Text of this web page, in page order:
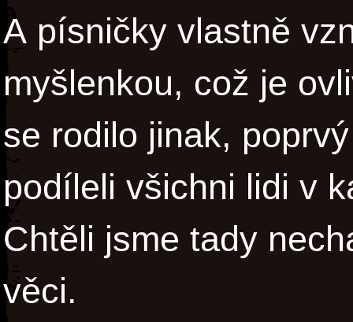
A písničky vlastně
myšlenkou, což je
se rodilo jinak,
podíleli všichni lidi v
Chtěli jsme tady
věci.